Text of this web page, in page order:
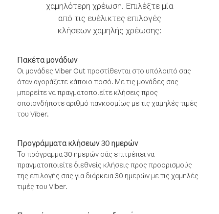
χαμηλότερη χρέωση. Επιλέξτε μία
από τις ευέλικτες επιλογές
κλήσεων χαμηλής χρέωσης:
Πακέτα μονάδων
Οι μονάδες Viber Out προστίθενται στο υπόλοιπό σας
όταν αγοράζετε κάποιο ποσό. Με τις μονάδες σας
μπορείτε να πραγματοποιείτε κλήσεις προς
οποιονδήποτε αριθμό παγκοσμίως με τις χαμηλές τιμές
του Viber.
Προγράμματα κλήσεων 30 ημερών
Το πρόγραμμα 30 ημερών σάς επιτρέπει να
πραγματοποιείτε διεθνείς κλήσεις προς προορισμούς
της επιλογής σας για διάρκεια 30 ημερών με τις χαμηλές
τιμές του Viber.